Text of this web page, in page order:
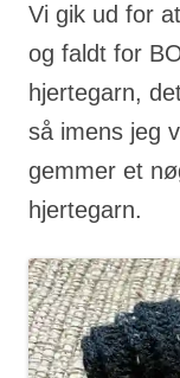
Vi gik ud for
og faldt for
hjertegarn,
så imens jeg
gemmer et
hjertegarn.